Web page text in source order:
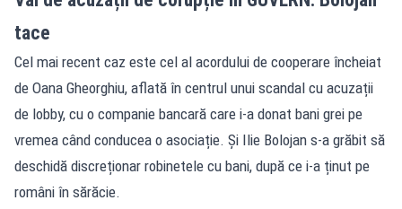
tace
Cel mai recent caz este cel al acordului de cooperare încheiat
de Oana Gheorghiu, aflată în centrul unui scandal cu acuzații
de lobby, cu o companie bancară care i-a donat bani grei pe
vremea când conducea o asociație. Și Ilie Bolojan s-a grăbit să
deschidă discreționar robinetele cu bani, după ce i-a ținut pe
români în sărăcie.